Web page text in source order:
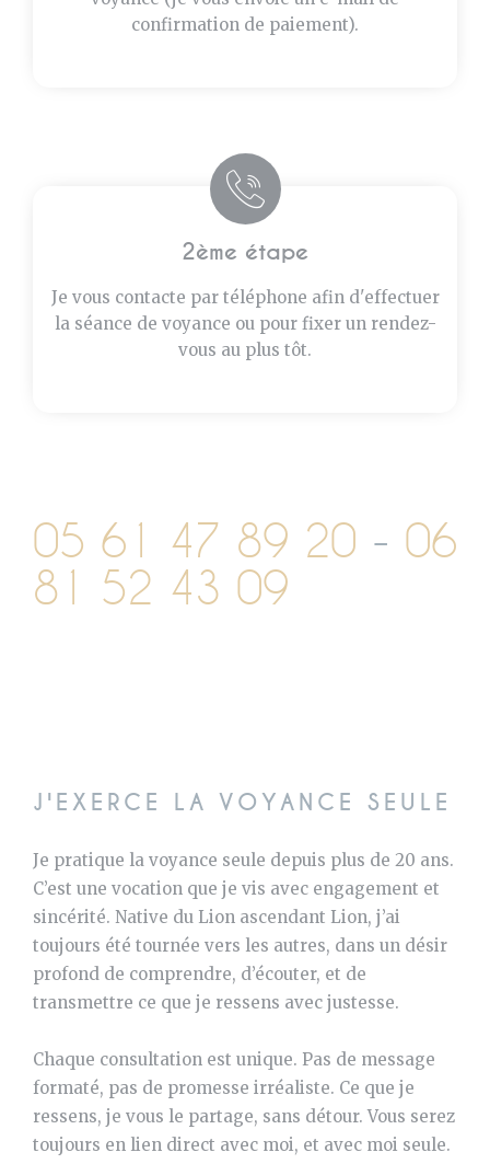
confirmation de paiement).
2ème étape
Je vous contacte par téléphone afin d'effectuer
la séance de voyance ou pour fixer un rendez-
vous au plus tôt.
05 61 47 89 20 - 06
81 52 43 09
J'EXERCE LA VOYANCE SEULE
Je pratique la voyance seule depuis plus de 20 ans.
C’est une vocation que je vis avec engagement et
sincérité. Native du Lion ascendant Lion, j’ai
toujours été tournée vers les autres, dans un désir
profond de comprendre, d’écouter, et de
transmettre ce que je ressens avec justesse.
Chaque consultation est unique. Pas de message
formaté, pas de promesse irréaliste. Ce que je
ressens, je vous le partage, sans détour. Vous serez
toujours en lien direct avec moi, et avec moi seule.